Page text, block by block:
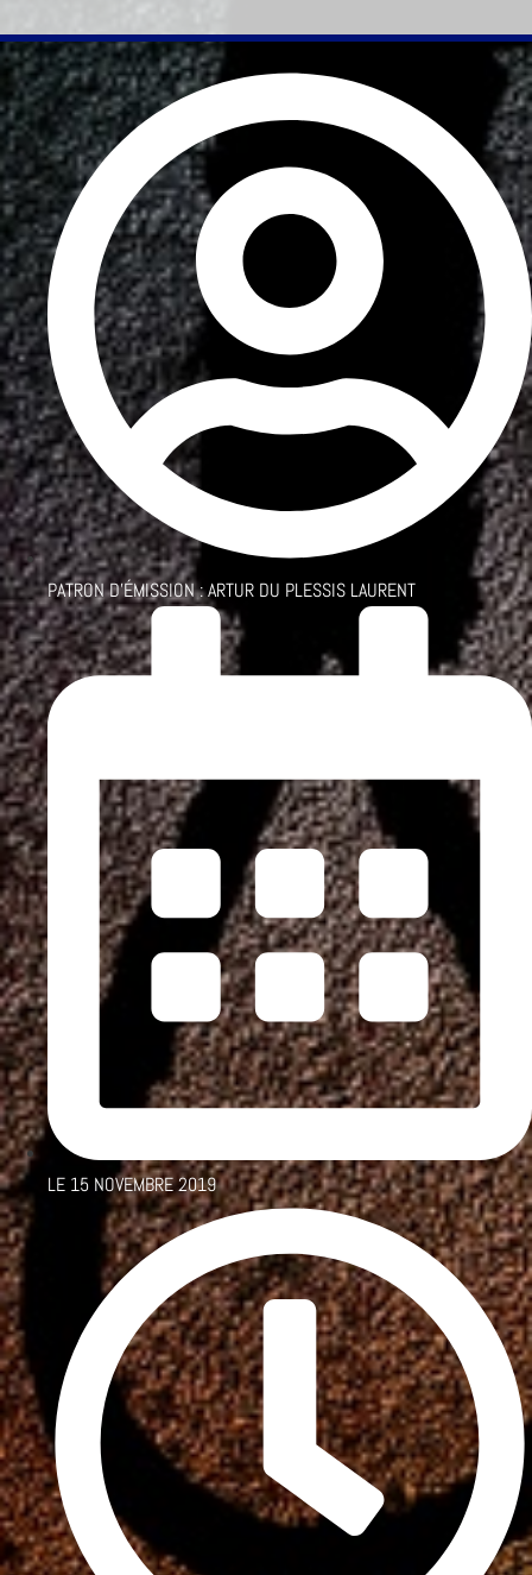
PATRON D'ÉMISSION :ARTUR DU PLESSIS LAURENT
LE 15 NOVEMBRE 2019